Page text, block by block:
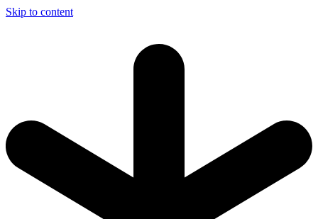
Skip to content